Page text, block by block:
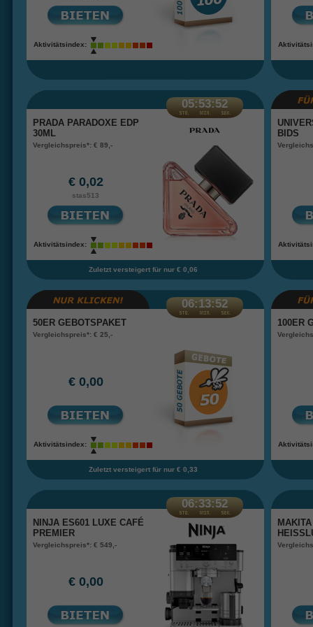
Aktivitätsindex:
05:53:52
PRADA PARADOXE EDP
30ML
Vergleichspreis*: € 89,-
€ 0,02
stas513
Aktivitätsindex:
Zuletzt versteigert für nur € 0,06
BIDS
06:13:52
50ER GEBOTSPAKET
Vergleichspreis*: € 25,-
€ 0,00
Aktivitätsindex:
Zuletzt versteigert für nur € 0,33
100ER
06:33:52
NINJA ES601 LUXE CAFÉ
PREMIER
Vergleichspreis*: € 549,-
€ 0,00